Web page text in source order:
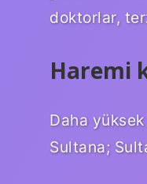
doktorlar,
Haremi
Daha
Sultana;